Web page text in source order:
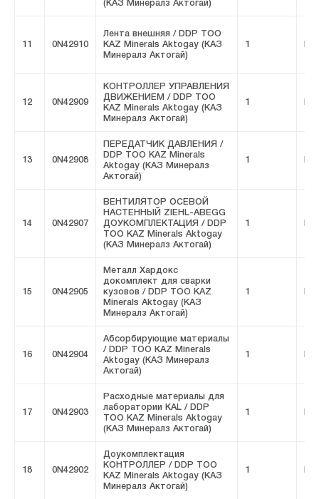
(КАЗ Минералз Актогай)
11 0N42910
Лента внешняя / DDP ТОО
KAZ Minerals Aktogay (КАЗ
Минералз Актогай)
1
12 0N42909
КОНТРОЛЛЕР УПРАВЛЕНИЯ
ДВИЖЕНИЕМ / DDP ТОО
KAZ Minerals Aktogay (КАЗ
Минералз Актогай)
1
13 0N42908
ПЕРЕДАТЧИК ДАВЛЕНИЯ /
DDP ТОО KAZ Minerals
Aktogay (КАЗ Минералз
Актогай)
1
14 0N42907
ВЕНТИЛЯТОР ОСЕВОЙ
НАСТЕННЫЙ ZIEHL-ABEGG
ДОУКОМПЛЕКТАЦИЯ / DDP
ТОО KAZ Minerals Aktogay
(КАЗ Минералз Актогай)
1
15 0N42905
Металл Хардокс
докомплект для сварки
кузовов / DDP ТОО KAZ
Minerals Aktogay (КАЗ
Минералз Актогай)
1
16 0N42904
Абсорбирующие материалы
/ DDP ТОО KAZ Minerals
Aktogay (КАЗ Минералз
Актогай)
1
17 0N42903
Расходные материалы для
лаборатории KAL / DDP
ТОО KAZ Minerals Aktogay
(КАЗ Минералз Актогай)
1
18 0N42902
Доукомплектация
КОНТРОЛЛЕР / DDP ТОО
KAZ Minerals Aktogay (КАЗ
Минералз Актогай)
1